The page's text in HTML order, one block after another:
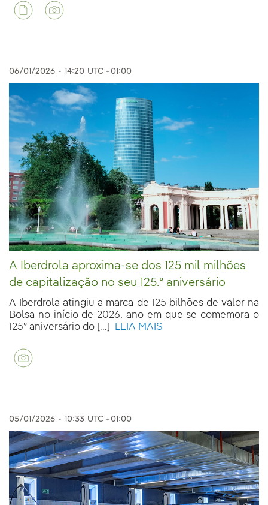
06/01/2026 - 14:20 UTC +01:00
A Iberdrola aproxima-se dos 125 mil milhões
de capitalização no seu 125.º aniversário
A Iberdrola atingiu a marca de 125 bilhões de valor na
Bolsa no início de 2026, ano em que se comemora o
125º aniversário do [...]
LEIA MAIS
05/01/2026 - 10:33 UTC +01:00